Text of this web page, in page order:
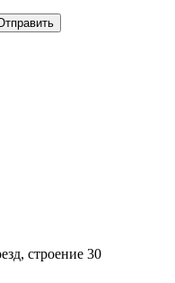
строение 30